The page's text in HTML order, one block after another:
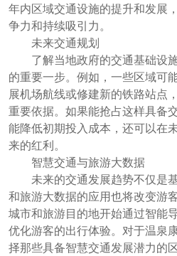
年内区域交通设施的提升和发展
争力和持续吸引力。
未来交通规划
了解当地政府的交通基础设
的重要一步。例如，一些区域可
展机场航线或修建新的铁路站点
重要依据。如果能抢占这样具备
能降低初期投入成本，还可以在
来的红利。
智慧交通与旅游大数据
未来的交通发展趋势不仅是
和旅游大数据的应用也将改变游
城市和旅游目的地开始通过智能
优化游客的出行体验。对于温泉
择那些具备智慧交通发展潜力的